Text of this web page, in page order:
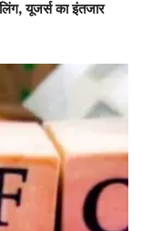
यूजर्स का इंतजार